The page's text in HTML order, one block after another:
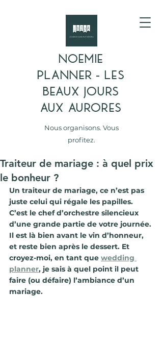
NOEMIE
PLANNER - LES
BEAUX JOURS
AUX AURORES
Nous organisons. Vous
profitez.
Traiteur de mariage : à quel prix
le bonheur ?
Un traiteur de mariage, ce n’est pas
juste celui qui régale les papilles.
C’est le chef d’orchestre silencieux
d’une grande partie de votre journée.
Il est là bien avant le vin d’honneur,
et reste bien après le dessert. Et
croyez-moi, en tant que wedding
planner, je sais à quel point il peut
faire (ou défaire) l’ambiance d’un
mariage.